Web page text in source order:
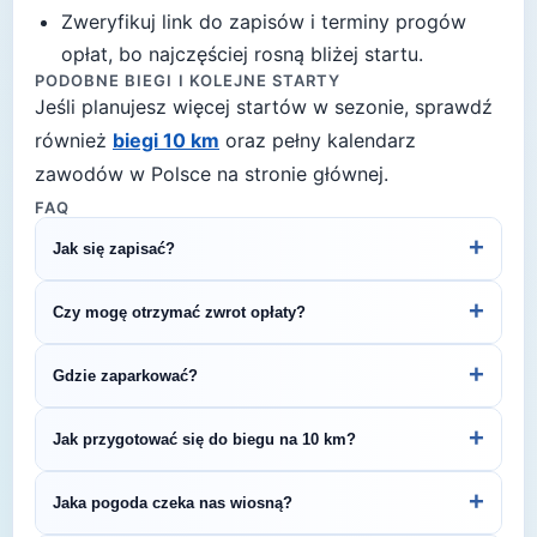
Zweryfikuj link do zapisów i terminy progów
opłat, bo najczęściej rosną bliżej startu.
PODOBNE BIEGI I KOLEJNE STARTY
Jeśli planujesz więcej startów w sezonie, sprawdź
również biegi 10 km oraz pełny kalendarz
zawodów w Polsce na stronie głównej.
FAQ
Jak się zapisać? +
przejść do strony organizatora z formularzem
rejestracyjnym.
Czy mogę otrzymać zwrot opłaty? +
regulamin biegu lub skontaktuj się z
organizatorem.
Gdzie zaparkować? +
— szczegóły znajdziesz w opisie biegu lub na
stronie organizatora.
Jak przygotować się do biegu na 10 km? +
bezpiecznie przygotować się do startu. Zaplanuj
Jaka pogoda czeka nas wiosną? +